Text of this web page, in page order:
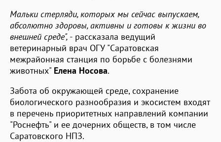
Мальки стерляди, которых мы сейчас выпускаем,
абсолютно здоровы, активны и готовы к жизни во
внешней среде", - рассказала ведущий
ветеринарный врач ОГУ "Саратовская
межрайонная станция по борьбе с болезнями
животных" Елена Носова.
Забота об окружающей среде, сохранение
биологического разнообразия и экосистем входят
в перечень приоритетных направлений компании
"Роснефть" и ее дочерних обществ, в том числе
Саратовского НПЗ.